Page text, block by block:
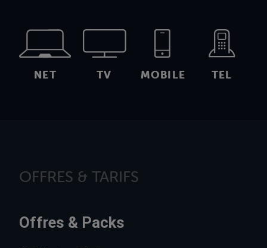
NET TV MOBILE TEL
OFFRES & TARIFS
Offres & Packs